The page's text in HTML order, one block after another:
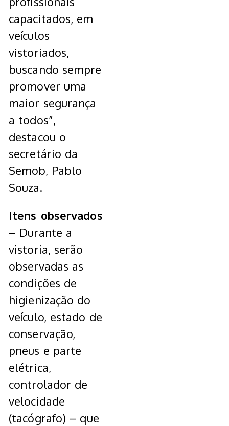
capacitados, em
veículos
vistoriados,
buscando sempre
promover uma
maior segurança
a todos”,
destacou o
secretário da
Semob, Pablo
Souza.
Itens observados
– Durante a
vistoria, serão
observadas as
condições de
higienização do
veículo, estado de
conservação,
pneus e parte
elétrica,
controlador de
velocidade
(tacógrafo) – que